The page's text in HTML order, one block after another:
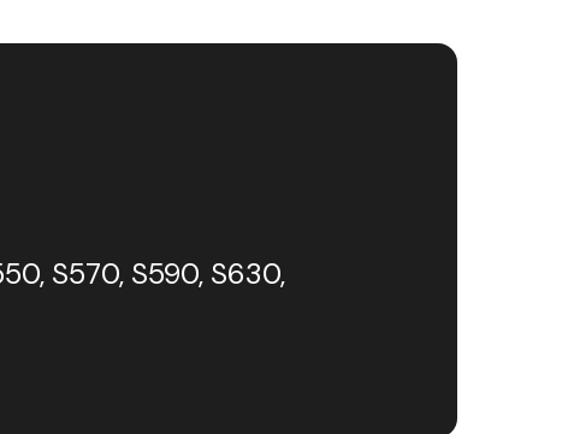
S570, S590, S630,